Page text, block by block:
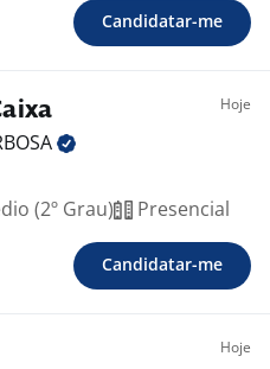
Candidatar-me
Hoje
(2º Grau) Presencial
Candidatar-me
Hoje